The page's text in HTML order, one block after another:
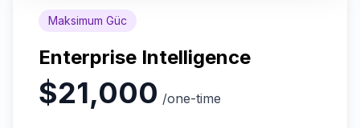
Maksimum Güc
Enterprise Intelligence
$21,000 /one-time